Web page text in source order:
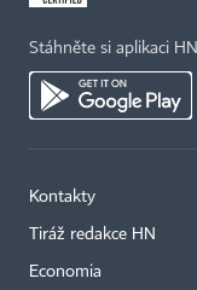
Stáhněte si aplikaci HN
Kontakty
Tiráž redakce HN
Economia